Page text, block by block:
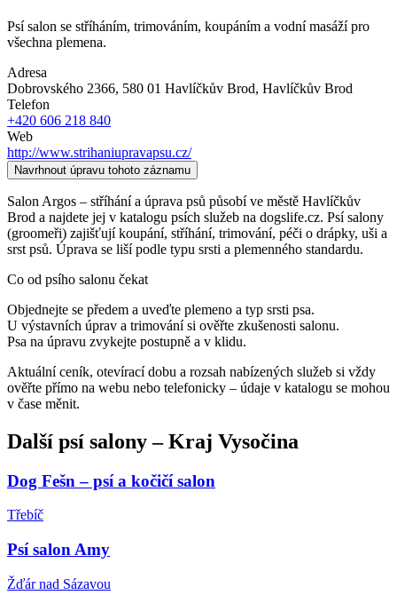
Psí salon se stříháním, trimováním, koupáním a vodní masáží pro
všechna plemena.
Adresa
Dobrovského 2366, 580 01 Havlíčkův Brod, Havlíčkův Brod
Telefon
+420 606 218 840
Web
http://www.strihaniupravapsu.cz/
Navrhnout úpravu tohoto záznamu
Salon Argos – stříhání a úprava psů působí ve městě Havlíčkův
Brod a najdete jej v katalogu psích služeb na dogslife.cz. Psí salony
(groomeři) zajišťují koupání, stříhání, trimování, péči o drápky, uši a
srst psů. Úprava se liší podle typu srsti a plemenného standardu.
Co od psího salonu čekat
Objednejte se předem a uveďte plemeno a typ srsti psa.
U výstavních úprav a trimování si ověřte zkušenosti salonu.
Psa na úpravu zvykejte postupně a v klidu.
Aktuální ceník, otevírací dobu a rozsah nabízených služeb si vždy
ověřte přímo na webu nebo telefonicky – údaje v katalogu se mohou
v čase měnit.
Další psí salony–Kraj Vysočina
Dog Fešn – psí a kočičí salon
Třebíč
Psí salon Amy
Žďár nad Sázavou